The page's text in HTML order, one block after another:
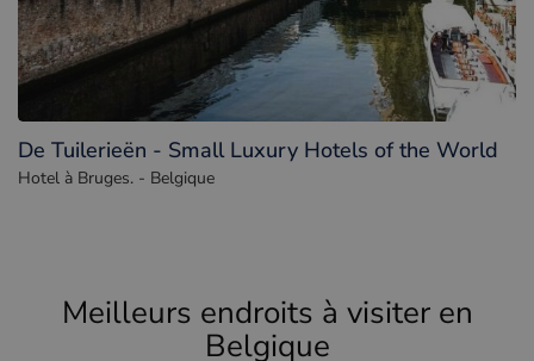
De Tuilerieën - Small Luxury Hotels of the World
Hotel à Bruges. - Belgique
Meilleurs endroits à visiter en
Belgique